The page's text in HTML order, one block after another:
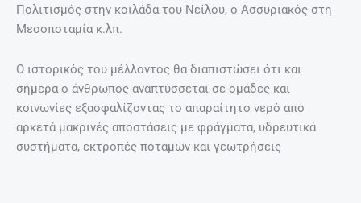
Πολιτισμός στην κοιλάδα του Νείλου, ο Ασσυριακός στη
Μεσοποταμία κ.λπ.
Ο ιστορικός του μέλλοντος θα διαπιστώσει ότι και
σήμερα ο άνθρωπος αναπτύσσεται σε ομάδες και
κοινωνίες εξασφαλίζοντας το απαραίτητο νερό από
αρκετά μακρινές αποστάσεις με φράγματα, υδρευτικά
συστήματα, εκτροπές ποταμών και γεωτρήσεις